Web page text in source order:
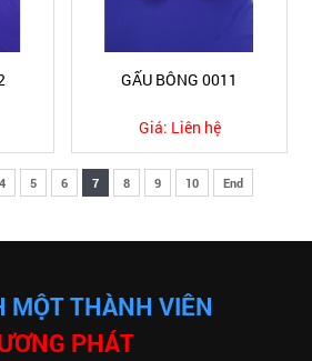
GẤU BÔNG 0011
Giá: Liên hệ
4 5 6 7 8 9 10 End
MỘT THÀNH VIÊN
PHÁT